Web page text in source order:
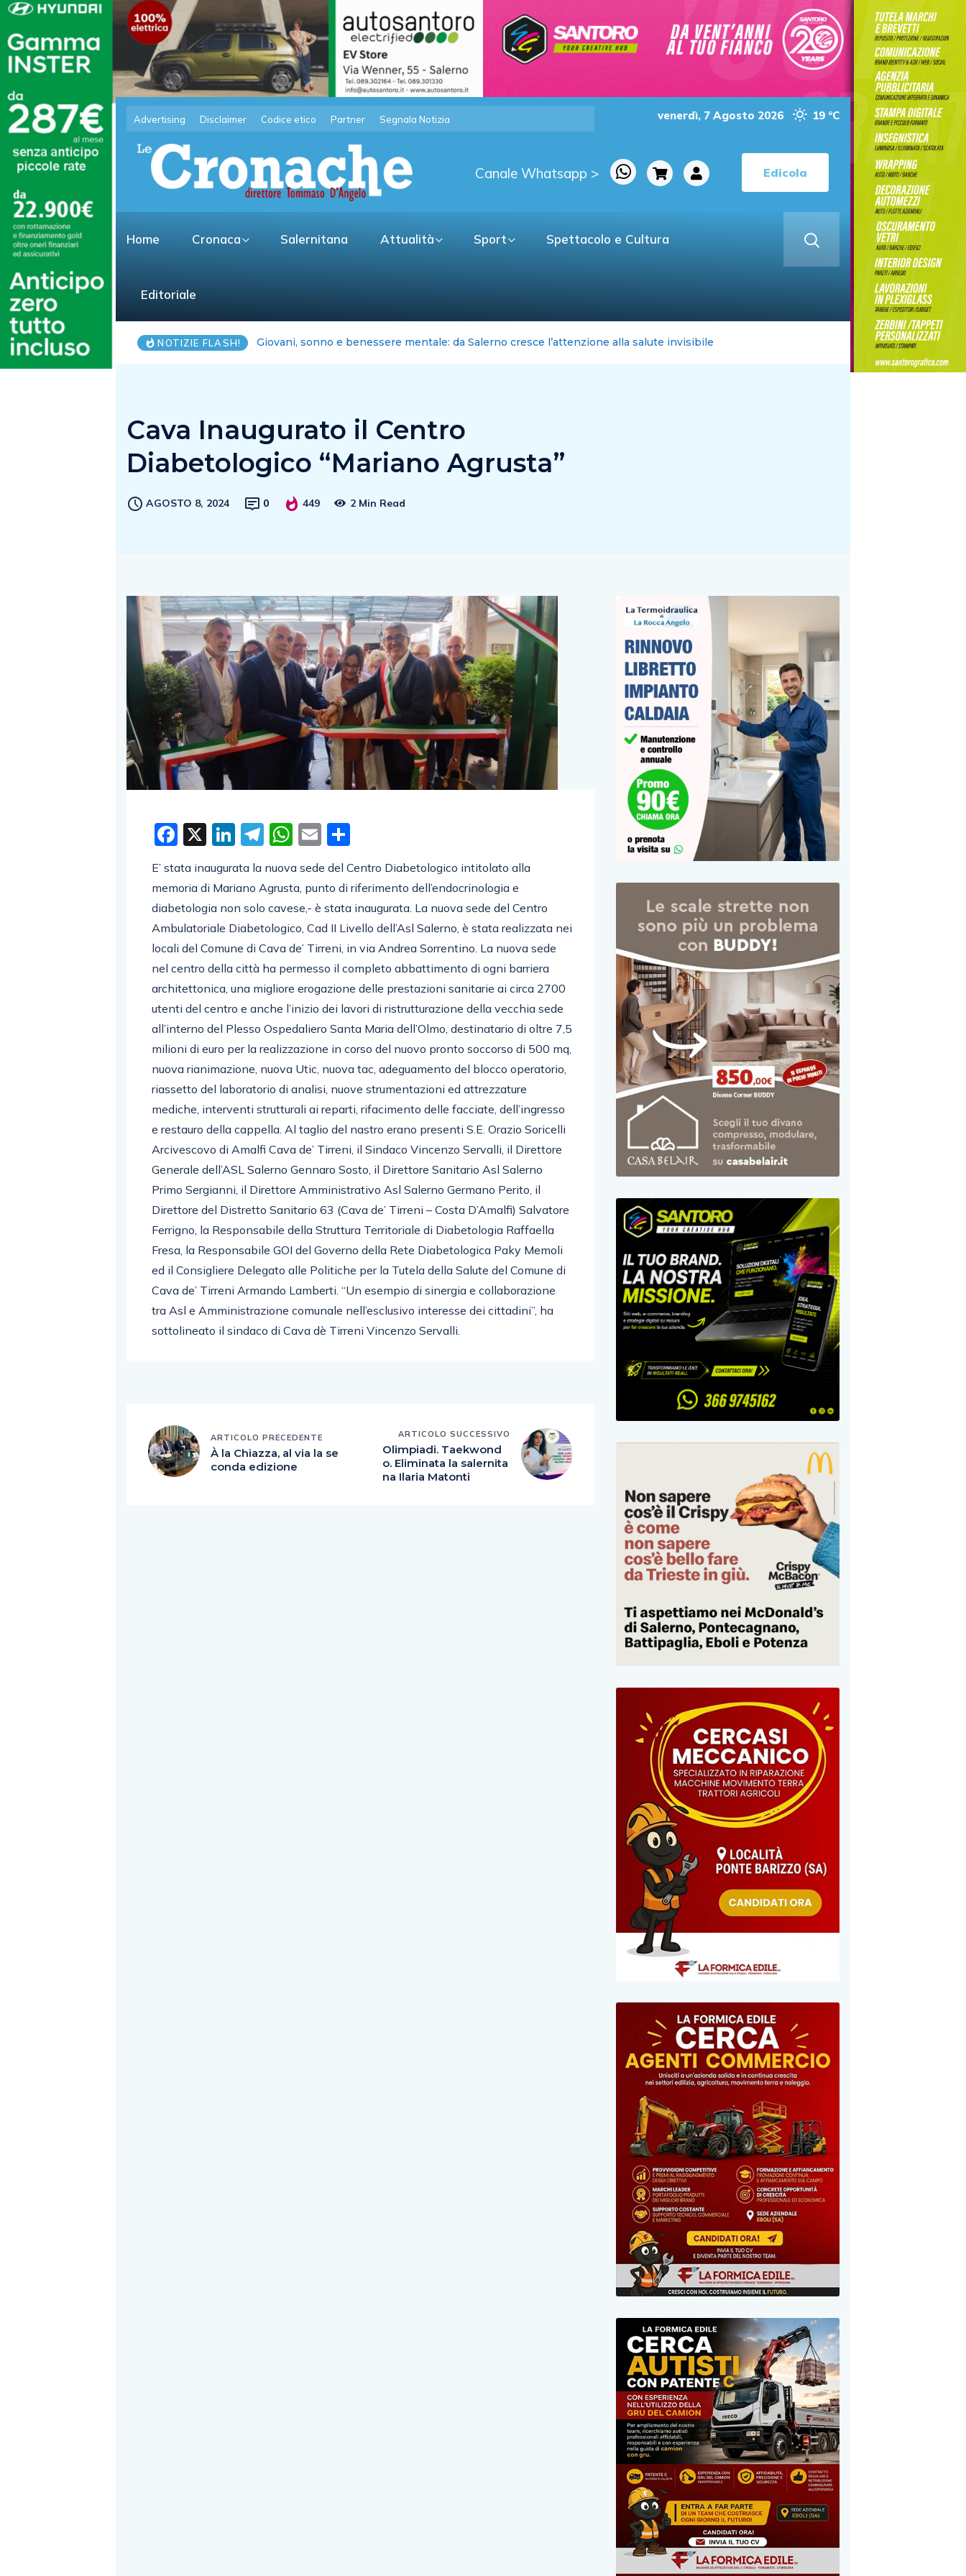
Advertising Disclaimer Codice etico Partner Segnala Notizia venerdì, 7 Agosto 2026 19 °C
Canale Whatsapp > Edicola
Home Cronaca Salernitana Attualità Sport Spettacolo e Cultura
Editoriale
NOTIZIE FLASH! Lega Salerno: nominati i nuovi commissari cittadini
Cava Inaugurato il Centro
Diabetologico “Mariano Agrusta”
AGOSTO 8, 2024 0 449 2 Min Read
Facebook
X LinkedIn
Telegram
WhatsApp
Email
E’ stata inaugurata la nuova sede del Centro Diabetologico intitolato alla
memoria di Mariano Agrusta, punto di riferimento dell’endocrinologia e
diabetologia non solo cavese,- è stata inaugurata. La nuova sede del Centro
Ambulatoriale Diabetologico, Cad II Livello dell’Asl Salerno, è stata realizzata nei
locali del Comune di Cava de’ Tirreni, in via Andrea Sorrentino. La nuova sede
nel centro della città ha permesso il completo abbattimento di ogni barriera
architettonica, una migliore erogazione delle prestazioni sanitarie ai circa 2700
utenti del centro e anche l’inizio dei lavori di ristrutturazione della vecchia sede
all’interno del Plesso Ospedaliero Santa Maria dell’Olmo, destinatario di oltre 7,5
milioni di euro per la realizzazione in corso del nuovo pronto soccorso di 500 mq,
nuova rianimazione, nuova Utic, nuova tac, adeguamento del blocco operatorio,
riassetto del laboratorio di analisi, nuove strumentazioni ed attrezzature
mediche, interventi strutturali ai reparti, rifacimento delle facciate, dell’ingresso
e restauro della cappella. Al taglio del nastro erano presenti S.E. Orazio Soricelli
Arcivescovo di Amalfi Cava de’ Tirreni, il Sindaco Vincenzo Servalli, il Direttore
Generale dell’ASL Salerno Gennaro Sosto, il Direttore Sanitario Asl Salerno
Primo Sergianni, il Direttore Amministrativo Asl Salerno Germano Perito, il
Direttore del Distretto Sanitario 63 (Cava de’ Tirreni – Costa D’Amalfi) Salvatore
Ferrigno, la Responsabile della Struttura Territoriale di Diabetologia Raffaella
Fresa, la Responsabile GOI del Governo della Rete Diabetologica Paky Memoli
ed il Consigliere Delegato alle Politiche per la Tutela della Salute del Comune di
Cava de’ Tirreni Armando Lamberti. “Un esempio di sinergia e collaborazione
tra Asl e Amministrazione comunale nell’esclusivo interesse dei cittadini”, ha
sottolineato il sindaco di Cava dè Tirreni Vincenzo Servalli.
ARTICOLO PRECEDENTE
À la Chiazza, al via la se
conda edizione
ARTICOLO SUCCESSIVO
Olimpiadi. Taekwond
o. Eliminata la salernita
na Ilaria Matonti